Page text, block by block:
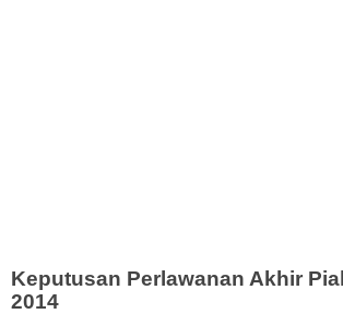
Keputusan Perlawanan Akhir
2014